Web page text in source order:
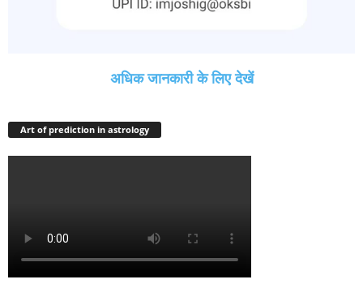
अधिक जानकारी के लिए देखें
Art of prediction in astrology